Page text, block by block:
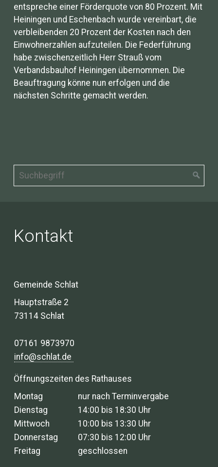
entspreche einer Förderquote von 80 Prozent. Mit
Heiningen und Eschenbach wurde vereinbart, die
verbleibenden 20 Prozent der Kosten nach den
Einwohnerzahlen aufzuteilen. Die Federführung
habe zwischenzeitlich Herr Strauß vom
Verbandsbauhof Heiningen übernommen. Die
Beauftragung könne nun erfolgen und die
nächsten Schritte gemacht werden.
Kontakt
Gemeinde Schlat
Hauptstraße 2
73114 Schlat
07161 9873970
info@schlat.de
Öffnungszeiten des Rathauses
Montag
nur nach Terminvergabe
Dienstag
14:00 bis 18:30 Uhr
Mittwoch
10:00 bis 13:30 Uhr
Donnerstag
07:30 bis 12:00 Uhr
Freitag
geschlossen